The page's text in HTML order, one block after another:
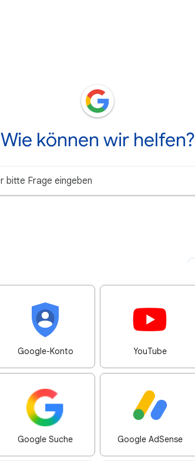
Wie können wir helfen?
Google-Konto YouTube
Google Suche Google AdSense